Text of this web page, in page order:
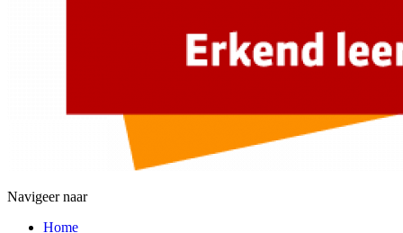
Navigeer naar
Home